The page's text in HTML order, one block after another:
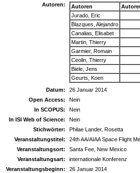
Autoren:
Autoren
Jurado, Eric
Blazques, Alejandro
Canalias, Elisabet
Martin, Thierry
Garmier, Romain
Ceolin, Thierry
Biele, Jens
Geurts, Koen
Datum:
26 Januar 2014
Open Access:
Nein
In SCOPUS:
Nein
In ISI Web of Science:
Nein
Stichwörter:
Philae Lander, Rosetta
Veranstaltungstitel:
24th AA/AIAA Space Flight
Veranstaltungsort:
Santa Fee, New Mexico
Veranstaltungsart:
internationale Konferenz
Veranstaltungsbeginn:
26 Januar 2014